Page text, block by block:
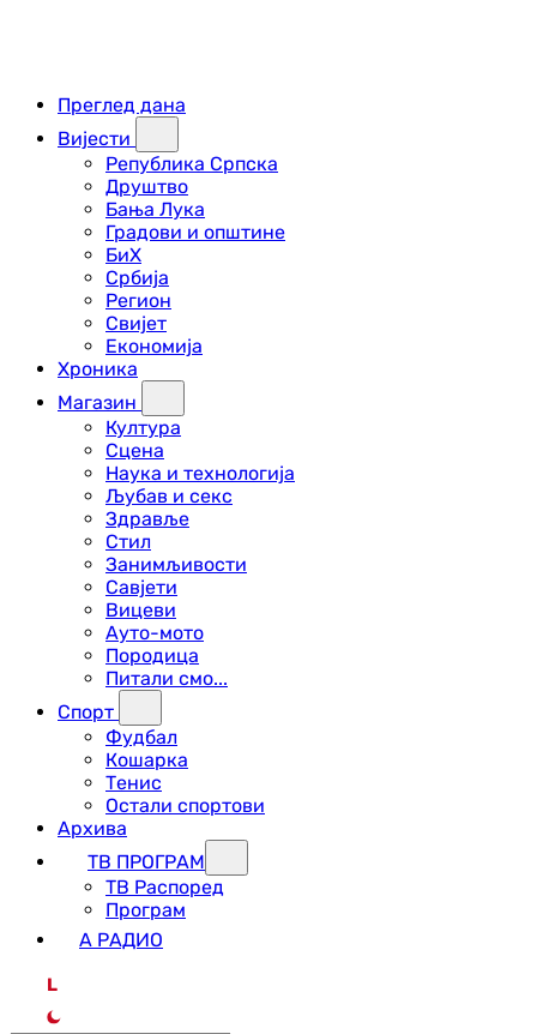
Преглед дана
Вијести
Република Српска
Друштво
Бања Лука
Градови и општине
БиХ
Србија
Регион
Свијет
Економија
Хроника
Магазин
Култура
Сцена
Наука и технологија
Љубав и секс
Здравље
Стил
Занимљивости
Савјети
Вицеви
Ауто-мото
Породица
Питали смо...
Спорт
Фудбал
Кошарка
Тенис
Остали спортови
Архива
ТВ ПРОГРАМ
ТВ Распоред
Програм
А РАДИО
L